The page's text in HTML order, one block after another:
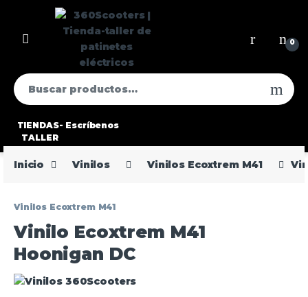
0
TIENDAS-
TALLER
Escríbenos
Inicio Vinilos Vinilos Ecoxtrem M41
Vinilos Ecoxtrem M41
Vinilo Ecoxtrem M41
Hoonigan DC